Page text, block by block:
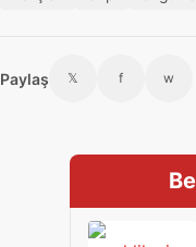
Paylaş 𝕏 f w